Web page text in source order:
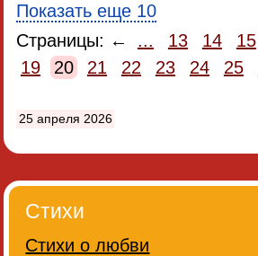
Показать еще 10
Страницы: ←
... 13 14 15
19
20 21 22 23 24 25
25 апреля 2026
Стихи
Стихи о любви